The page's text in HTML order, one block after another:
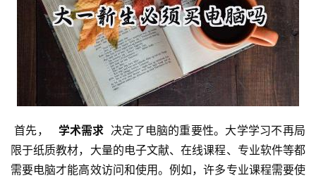
首先，
  学术需求
决定了电脑的重要性。大学学习不再局
限于纸质教材，大量的电子文献、在线课程、专业软件等都
需要电脑才能高效访问和使用。例如，许多专业课程需要使